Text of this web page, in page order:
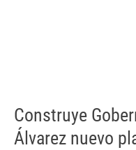
Construye
Álvarez nuevo